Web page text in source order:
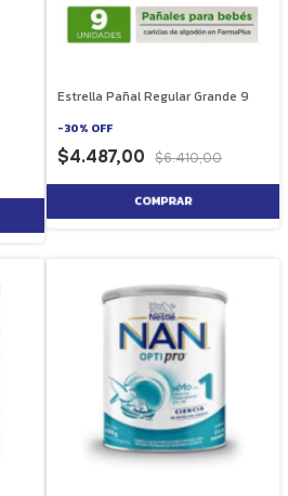
Estrella Pañal Regular Grande 9
-30% OFF
$4.487,00 $6.410,00